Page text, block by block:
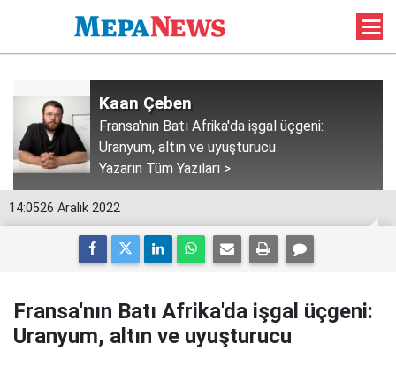
Kaan Çeben
Fransa'nın Batı Afrika'da işgal üçgeni:
Uranyum, altın ve uyuşturucu
Yazarın Tüm Yazıları >
14:0526 Aralık 2022
Fransa'nın Batı Afrika'da işgal üçgeni:
Uranyum, altın ve uyuşturucu